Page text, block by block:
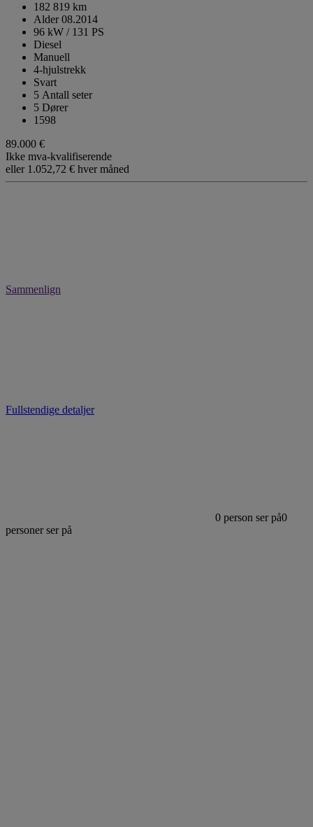
182 819 km
Alder 08.2014
96 kW / 131 PS
Diesel
Manuell
4-hjulstrekk
Svart
5 Antall seter
5 Dører
1598
89.000 €
Ikke mva-kvalifiserende
eller 1.052,72 € hver måned
Sammenlign
Fullstendige detaljer
0 person ser på0
personer ser på